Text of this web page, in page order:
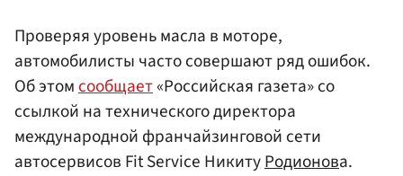
Проверяя уровень масла в моторе,
автомобилисты часто совершают ряд ошибок.
Об этомсообщает«Российская газета» со
ссылкой на технического директора
международной франчайзинговой сети
автосервисов Fit Service НикитуРодионова.